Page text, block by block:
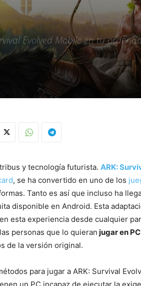
Evolved Mobile en tu
y tecnología futurista. ARK:
, se ha convertido en uno de los
Tanto es así que incluso ha
disponible en Android. Esta
esta experiencia desde cualquier
personas que lo quieran jugar en PC
de la versión original.
para jugar a ARK: Survival